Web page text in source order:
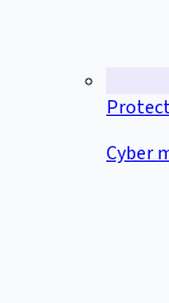
Cyber